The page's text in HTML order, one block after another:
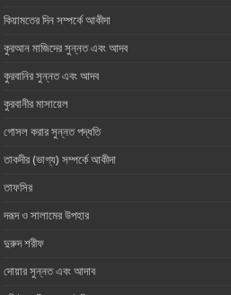
কিয়ামতের দিন সম্পর্কে আকীদা
কুরআন মাজিদের সুন্নত এবং আদব
কুরবানির সুন্নত এবং আদব
কুরবানীর মাসায়েল
গোসল করার সুন্নত পদ্ধতি
তাকদীর (ভাগ্য) সম্পর্কে আকীদা
তাফসির
দরূদ ও সালামের উপহার
দুরুদ শরীফ
দোয়ার সুন্নত এবং আদাব